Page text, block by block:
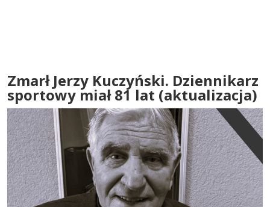
Zmarł Jerzy Kuczyński. Dziennikarz
sportowy miał 81 lat (aktualizacja)